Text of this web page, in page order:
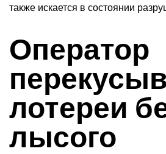
также искается в состоянии
Оператор
лотереи
лысого